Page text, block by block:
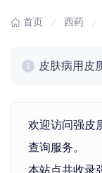
首页 西药
皮肤病用皮
欢迎访问强皮
查询服务。
本站点共收录